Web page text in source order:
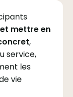
mettre en
,
service,
les
vie